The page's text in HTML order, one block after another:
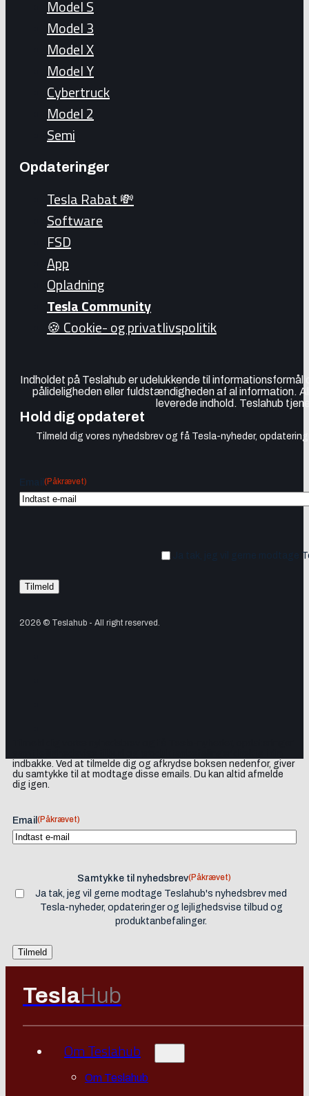
Model S
Model 3
Model X
Model Y
Cybertruck
Model 2
Semi
Opdateringer
Tesla Rabat 💸
Software
FSD
App
Opladning
Tesla Community
🍪 Cookie- og privatlivspolitik
Indholdet på Teslahub er udelukkende til
pålideligheden eller fuldstændigheden af al information.
leverede indhold. Teslahub
Hold dig opdateret
Tilmeld dig vores nyhedsbrev og få Tesla-nyheder,
(Påkrævet)
Ja tak, jeg vil gerne modtage
2026 © Teslahub - All right reserved.
indbakke. Ved at tilmelde dig og afkrydse boksen nedenfor, giver
du samtykke til at modtage disse emails. Du kan altid afmelde
dig igen.
Email (Påkrævet)
Samtykke til nyhedsbrev(Påkrævet)
Ja tak, jeg vil gerne modtage Teslahub's nyhedsbrev med
Tesla-nyheder, opdateringer og lejlighedsvise tilbud og
produktanbefalinger.
TeslaHub
Om Teslahub
Om Teslahub